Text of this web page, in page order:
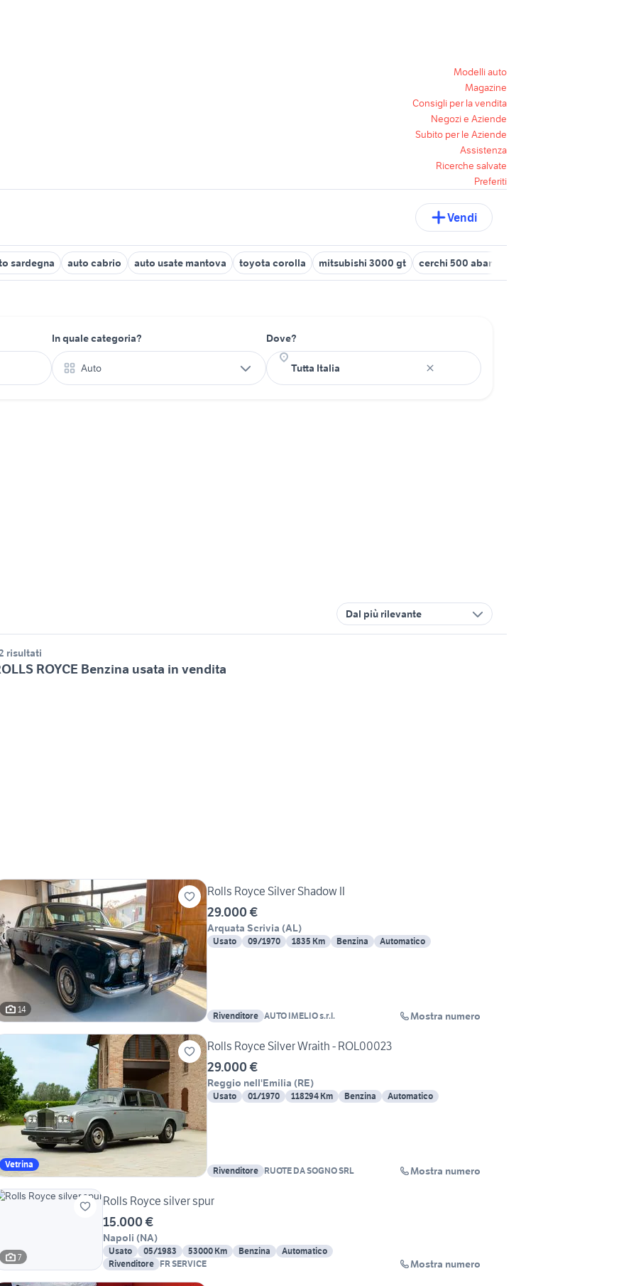
Modelli auto
Magazine
Consigli per la vendita
Negozi e Aziende
Subito per le Aziende
Assistenza
Ricerche salvate
Preferiti
Vendi
sardegna auto cabrio auto usate mantova toyota corolla mitsubishi 3000 gt cerchi 500 abarth 17 usati
In quale categoria?
Auto
Dove?
Dal più rilevante
risultati
ROYCE Benzina usata in vendita
14
Rolls Royce Silver Shadow II
29.000 €
Arquata Scrivia (AL)
Usato 09/1970 1835 Km Benzina Automatico
Rivenditore AUTO IMELIO s.r.l. Mostra numero
Vetrina
Rolls Royce Silver Wraith - ROL00023
29.000 €
Reggio nell'Emilia (RE)
Usato 01/1970 118294 Km Benzina Automatico
Rivenditore RUOTE DA SOGNO SRL Mostra numero
7
Rolls Royce silver spur
15.000 €
Napoli (NA)
Usato 05/1983 53000 Km Benzina
Automatico
Rivenditore FR SERVICE Mostra numero